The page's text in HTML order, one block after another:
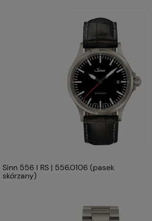
Sinn 556 I RS | 556.0106 (pasek
skórzany)